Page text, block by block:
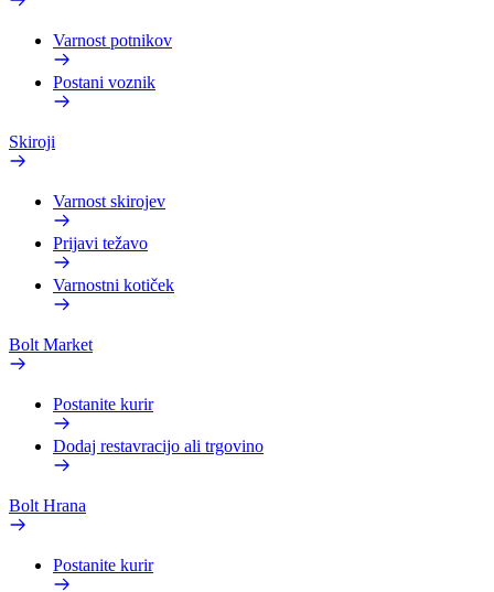
Varnost potnikov
Postani voznik
Skiroji
Varnost skirojev
Prijavi težavo
Varnostni kotiček
Bolt Market
Postanite kurir
Dodaj restavracijo ali trgovino
Bolt Hrana
Postanite kurir